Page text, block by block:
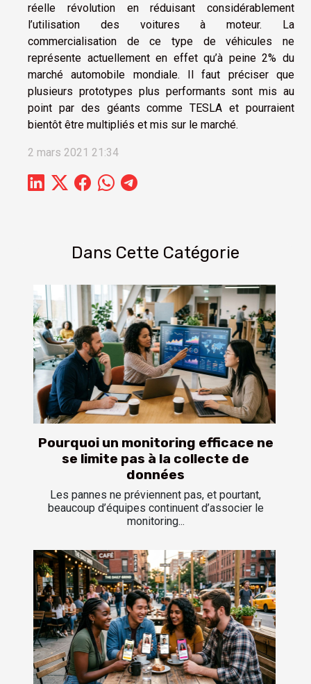
Dans Cette Catégorie
Pourquoi un monitoring efficace ne
se limite pas à la collecte de
données
Les pannes ne préviennent pas, et pourtant,
beaucoup d’équipes continuent d’associer le
monitoring...
réelle révolution en réduisant considérablement
l’utilisation des voitures à moteur. La
commercialisation de ce type de véhicules ne
représente actuellement en effet qu’à peine 2% du
marché automobile mondiale. Il faut préciser que
plusieurs prototypes plus performants sont mis au
point par des géants comme TESLA et pourraient
bientôt être multipliés et mis sur le marché.
2 mars 2021 21:34